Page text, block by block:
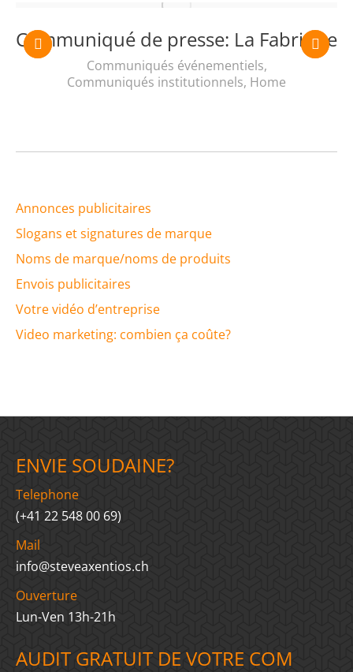
Communiqué de presse: La Fabrique
Communiqués événementiels,
Communiqués institutionnels, Home
Annonces publicitaires
Slogans et signatures de marque
Noms de marque/noms de produits
Envois publicitaires
Votre vidéo d’entreprise
Video marketing: combien ça coûte?
ENVIE SOUDAINE?
Telephone
(+41 22 548 00 69)
Mail
info@steveaxentios.ch
Ouverture
Lun-Ven 13h-21h
AUDIT GRATUIT DE VOTRE COM